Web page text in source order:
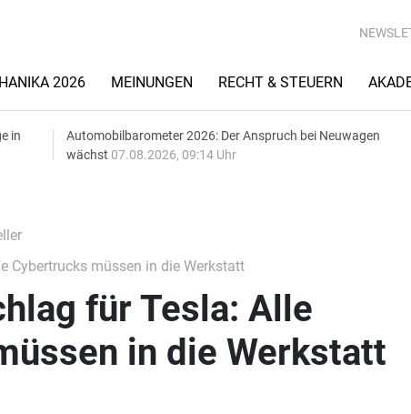
2026 MEINUNGEN RECHT & STEUERN
in
Automobilbarometer 2026: Der Anspruch bei Neuwagen
wächst 07.08.2026, 09:14 Uhr
Cybertrucks müssen in die Werkstatt
für Tesla: Alle
in die Werkstatt